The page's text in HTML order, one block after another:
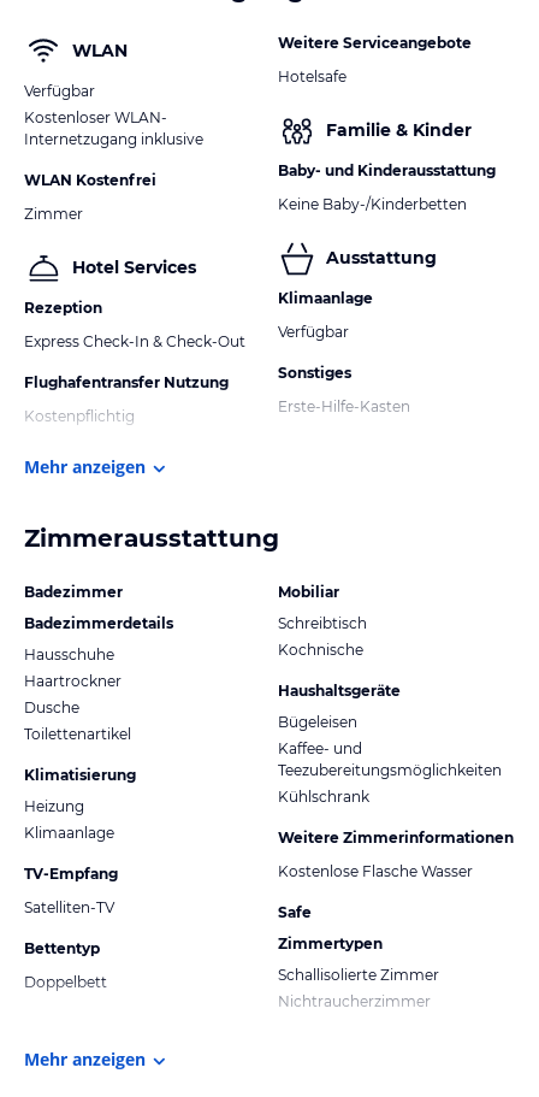
WLAN
Verfügbar
Kostenloser WLAN-
Internetzugang inklusive
WLAN Kostenfrei
Zimmer
Hotel Services
Rezeption
Express Check-In & Check-Out
Flughafentransfer Nutzung
Kostenpflichtig
Weitere Serviceangebote
Hotelsafe
Familie & Kinder
Baby- und Kinderausstattung
Keine Baby-/Kinderbetten
Ausstattung
Klimaanlage
Verfügbar
Sonstiges
Erste-Hilfe-Kasten
Mehr anzeigen
Zimmerausstattung
Badezimmer
Badezimmerdetails
Hausschuhe
Haartrockner
Dusche
Toilettenartikel
Klimatisierung
Heizung
Klimaanlage
TV-Empfang
Satelliten-TV
Bettentyp
Doppelbett
Mobiliar
Schreibtisch
Kochnische
Haushaltsgeräte
Bügeleisen
Kaffee- und
Teezubereitungsmöglichkeiten
Kühlschrank
Weitere Zimmerinformationen
Kostenlose Flasche Wasser
Safe
Zimmertypen
Schallisolierte Zimmer
Nichtraucherzimmer
Mehr anzeigen